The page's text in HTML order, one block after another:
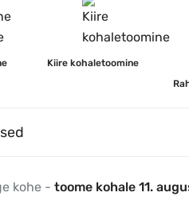
Kiire kohaletoomine
kohe -toome kohale 11.